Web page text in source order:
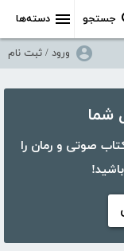
دسته‌ها جستجو
ورود / ثبت نام
بیش از ۵۰،۰۰۰ کتاب، کتاب صوتی و رمان را